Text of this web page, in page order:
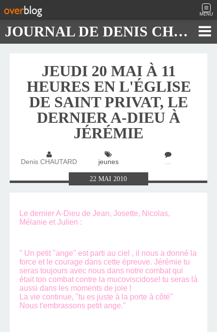
MENU
JOURNAL DE DENIS CHAUTARD
JEUDI 20 MAI À 11
HEURES EN L'ÉGLISE
DE SAINT PRIVAT, LE
DERNIER A-DIEU À
JÉRÉMIE
Denis CHAUTARD jeunes …
22MAI2010
Le dernier A-Dieu de Jean, Josette, Nicolas,
Mélanie et Julien :
" Un petit "ange" est parti au ciel , il nous a donné la
force et le courage dans cette épreuve. Jérémie tu
seras toujours avec nous dans notre combat qui
était ton combat contre la mucoviscidose! tu seras là
aussi dans les moments de joie !
La vie continue, "tu es juste à la porte à côté"
Nous t'embrassons petit ange."